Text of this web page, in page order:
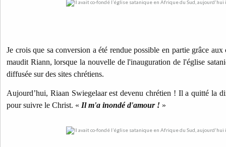
Je crois que sa conversion a été rendue possible en partie grâce
maudit Riann, lorsque la nouvelle de l'inauguration de l'église
diffusée sur des sites chrétiens.
Aujourd’hui, Riaan Swiegelaar est devenu chrétien ! Il a quitté la
pour suivre le Christ. « Il m'a inondé d'amour ! »